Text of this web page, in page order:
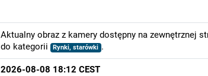
Aktualny obraz z kamery dostępny na zewnętrznej
do kategorii
Rynki, starówki .
2026-08-08 18:12 CEST